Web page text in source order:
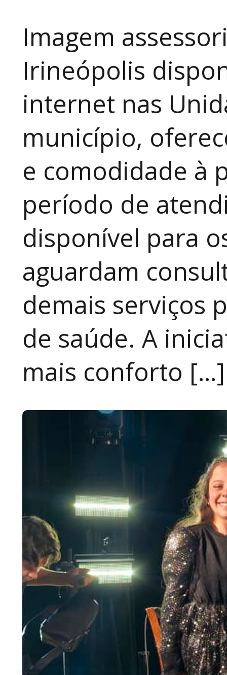
Imagem
Irineópolis
internet nas
município,
e comodidade à
período de
disponível para
aguardam
demais serviços
de saúde. A
mais conforto […]